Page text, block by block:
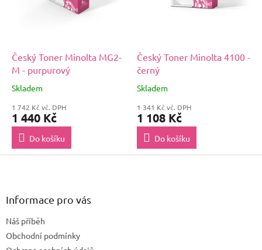
Český Toner Minolta MG2-
M - purpurový
Skladem
1 742 Kč vč. DPH
1 440 Kč
Do košíku
Český Toner Minolta 4100 -
černý
Skladem
1 341 Kč vč. DPH
1 108 Kč
Do košíku
Z
Informace pro vás
Náš příběh
Obchodní podmínky